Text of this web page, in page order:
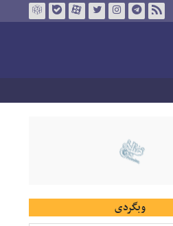
وبگردی